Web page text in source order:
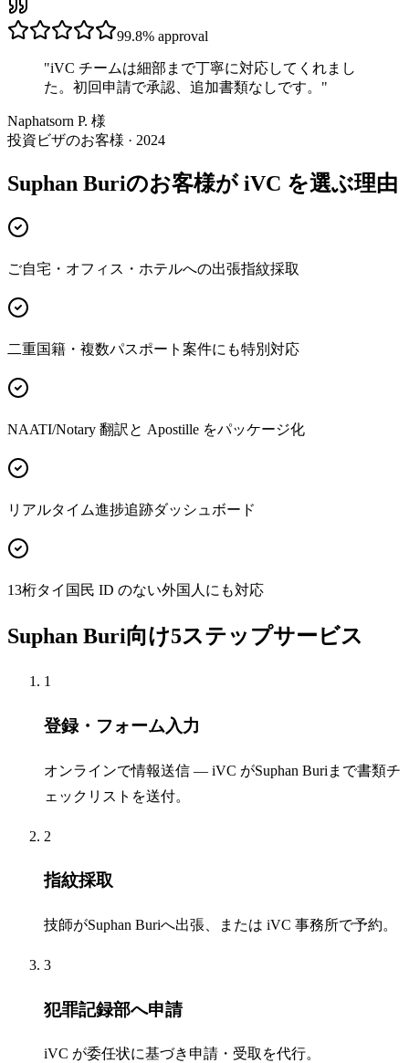
99.8% approval
"iVC チームは細部まで丁寧に対応してくれまし
た。初回申請で承認、追加書類なしです。 "
Naphatsorn P. 様
投資ビザのお客様 · 2024
Suphan Buriのお客様が iVC を選ぶ理由
ご自宅・オフィス・ホテルへの出張指紋採取
二重国籍・複数パスポート案件にも特別対応
NAATI/Notary 翻訳と Apostille をパッケージ化
リアルタイム進捗追跡ダッシュボード
13桁タイ国民 ID のない外国人にも対応
Suphan Buri向け5ステップサービス
1
登録・フォーム入力
オンラインで情報送信 — iVC がSuphan Buriまで書類チ
ェックリストを送付。
2
指紋採取
技師がSuphan Buriへ出張、または iVC 事務所で予約。
3
犯罪記録部へ申請
iVC が委任状に基づき申請・受取を代行。